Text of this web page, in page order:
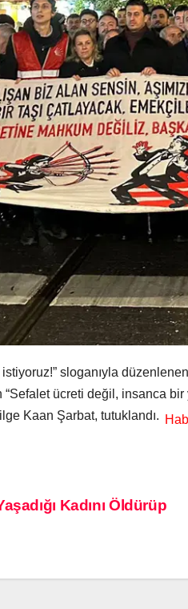
sloganıyla
ücreti değil, insanca
Kaan Şarbat, tutuklandı.
Kadını Öldürüp